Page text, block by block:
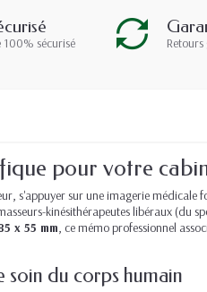
100% sécurisé
pour votre
s'appuyer sur une imagerie médicale
kinésithérapeutes libéraux
x 55 mm, ce mémo professionnel
soin du corps humain